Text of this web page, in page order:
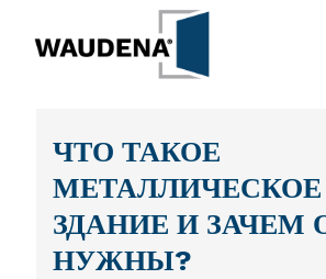
ЧТО ТАКОЕ
МЕТАЛЛИЧЕСКОЕ
ЗДАНИЕ И ЗАЧЕМ
НУЖНЫ?